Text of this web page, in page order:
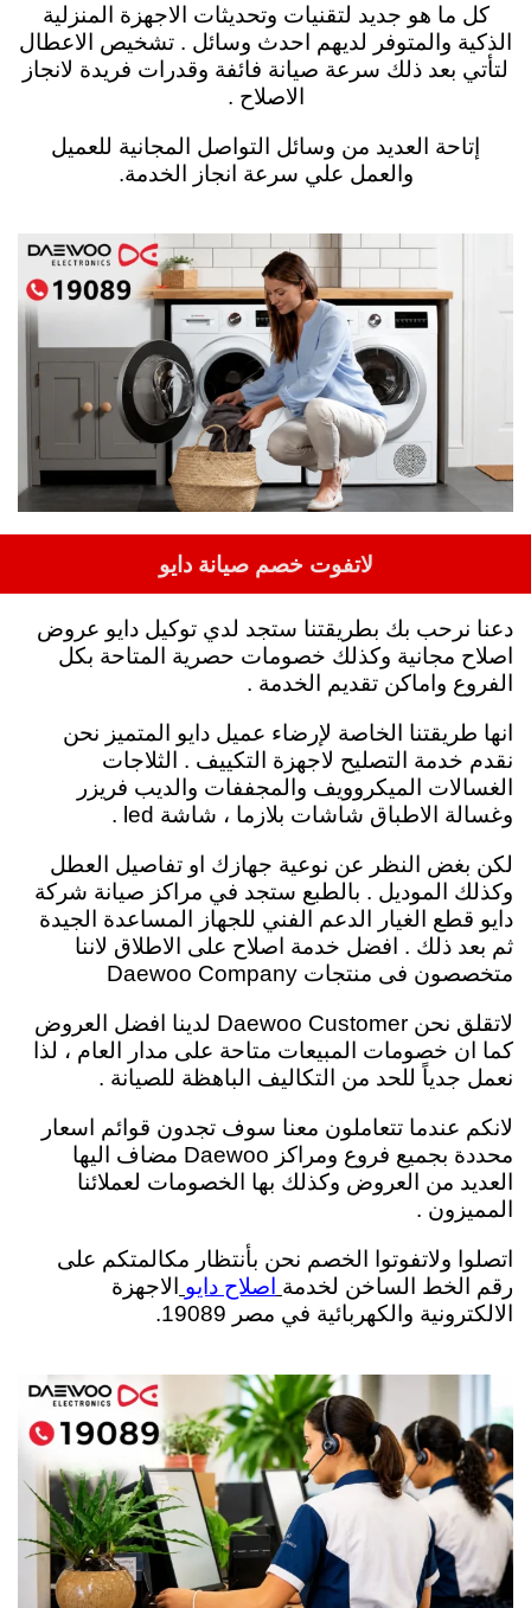
كل ما هو جديد لتقنيات وتحديثات الاجهزة المنزلية
الذكية والمتوفر لديهم احدث وسائل . تشخيص الاعطال
لتأتي بعد ذلك سرعة صيانة فائفة وقدرات فريدة لانجاز
الاصلاح .
إتاحة العديد من وسائل التواصل المجانية للعميل
والعمل علي سرعة انجاز الخدمة.
لاتفوت خصم صيانة دايو
دعنا نرحب بك بطريقتنا ستجد لدي توكيل دايو عروض
اصلاح مجانية وكذلك خصومات حصرية المتاحة بكل
الفروع واماكن تقديم الخدمة .
انها طريقتنا الخاصة لإرضاء عميل دايو المتميز نحن
نقدم خدمة التصليح لاجهزة التكييف . الثلاجات
الغسالات الميكروويف والمجففات والديب فريزر
وغسالة الاطباق شاشات بلازما ، شاشة led .
لكن بغض النظر عن نوعية جهازك او تفاصيل العطل
وكذلك الموديل . بالطبع ستجد في مراكز صيانة شركة
دايو قطع الغيار الدعم الفني للجهاز المساعدة الجيدة
ثم بعد ذلك . افضل خدمة اصلاح على الاطلاق لاننا
متخصصون فى منتجات Daewoo Company
لاتقلق نحن Daewoo Customer لدينا افضل العروض
كما ان خصومات المبيعات متاحة على مدار العام ، لذا
نعمل جدياً للحد من التكاليف الباهظة للصيانة .
لانكم عندما تتعاملون معنا سوف تجدون قوائم اسعار
محددة بجميع فروع ومراكز Daewoo مضاف اليها
العديد من العروض وكذلك بها الخصومات لعملائنا
المميزون .
اتصلوا ولاتفوتوا الخصم نحن بأنتظار مكالمتكم على
رقم الخط الساخن لخدمة
اصلاح دايو
الاجهزة
الالكترونية والكهربائية في مصر 19089.